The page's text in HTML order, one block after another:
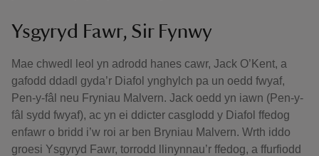
Ysgyryd Fawr, Sir Fynwy
Mae chwedl leol yn adrodd hanes cawr, Jack O’Kent, a
gafodd ddadl gyda’r Diafol ynghylch pa un oedd fwyaf,
Pen-y-fâl neu Fryniau Malvern. Jack oedd yn iawn (Pen-y-
fâl sydd fwyaf), ac yn ei ddicter casglodd y Diafol ffedog
enfawr o bridd i’w roi ar ben Bryniau Malvern. Wrth iddo
groesi Ysgyryd Fawr, torrodd llinynnau’r ffedog, a ffurfiodd